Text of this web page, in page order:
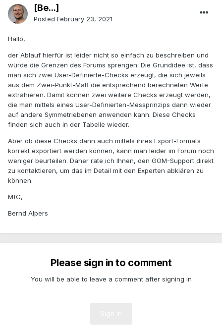
[Be...]
Posted February 23, 2021
Hallo,
der Ablauf hierfür ist leider nicht so einfach zu beschreiben und
würde die Grenzen des Forums sprengen. Die Grundidee ist, dass
man sich zwei User-Definierte-Checks erzeugt, die sich jeweils
aus dem Zwei-Punkt-Maß die entsprechend berechneten Werte
extrahieren. Damit können zwei weitere Checks erzeugt werden,
die man mittels eines User-Definierten-Messprinzips dann wieder
auf andere Symmetriebenen anwenden kann. Diese Checks
finden sich auch in der Tabelle wieder.
Aber ob diese Checks dann auch mittels ihres Export-Formats
korrekt exportiert werden können, kann man leider im Forum noch
weniger beurteilen. Daher rate ich Ihnen, den GOM-Support direkt
zu kontaktieren, um das im Detail mit den Experten abklären zu
können.
MfG,
Bernd Alpers
Please sign in to comment
You will be able to leave a comment after signing in